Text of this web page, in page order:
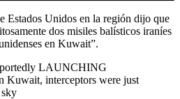
Estados Unidos en la región dijo que
dos misiles balísticos iraníes
en Kuwait”.
LAUNCHING
interceptors were just